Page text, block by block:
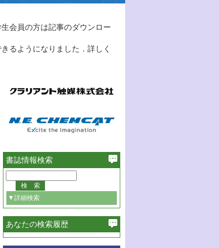
会員の方は記事のダウンロー
るようになりました．詳しく
書誌情報検索
▼詳細検索
必ず含む
あなたの検索履歴